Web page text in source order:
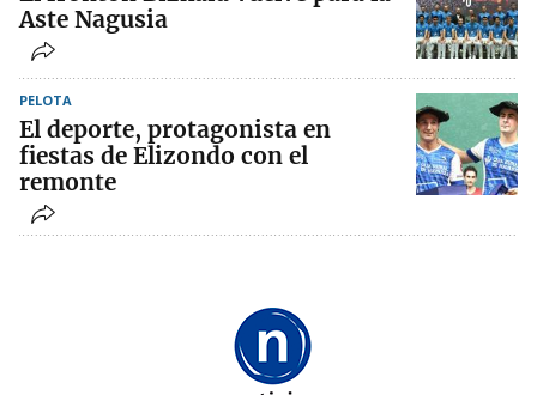
Aste Nagusia
PELOTA
El deporte, protagonista en
fiestas de Elizondo con el
remonte